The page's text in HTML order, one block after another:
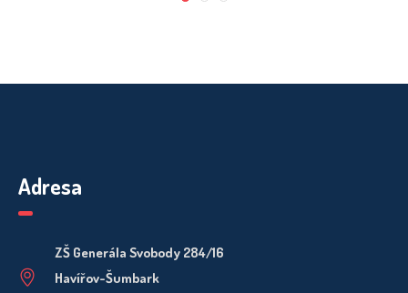
Adresa
ZŠ Generála Svobody 284/16
Havířov-Šumbark